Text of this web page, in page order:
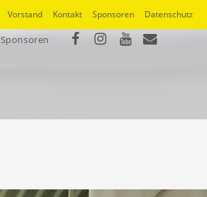
Vorstand Kontakt Sponsoren Datenschutz
Sponsoren